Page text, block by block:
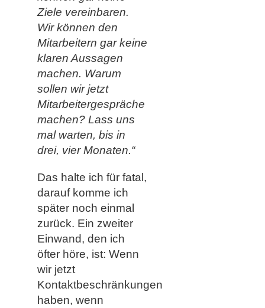
Ziele vereinbaren.
Wir können den
Mitarbeitern gar keine
klaren Aussagen
machen. Warum
sollen wir jetzt
Mitarbeitergespräche
machen? Lass uns
mal warten, bis in
drei, vier Monaten.“
Das halte ich für fatal,
darauf komme ich
später noch einmal
zurück. Ein zweiter
Einwand, den ich
öfter höre, ist: Wenn
wir jetzt
Kontaktbeschränkungen
haben, wenn